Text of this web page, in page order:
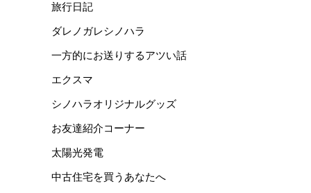
旅行日記
ダレノガレシノハラ
一方的にお送りするアツい話
エクスマ
シノハラオリジナルグッズ
お友達紹介コーナー
太陽光発電
中古住宅を買うあなたへ